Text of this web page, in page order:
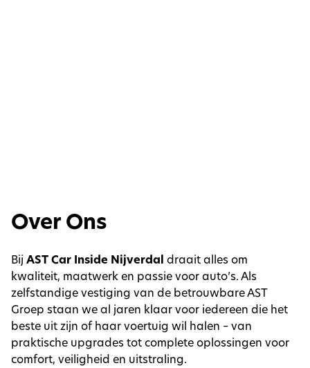
Over Ons
Bij AST Car Inside Nijverdal draait alles om
kwaliteit, maatwerk en passie voor auto’s. Als
zelfstandige vestiging van de betrouwbare AST
Groep staan we al jaren klaar voor iedereen die het
beste uit zijn of haar voertuig wil halen – van
praktische upgrades tot complete oplossingen voor
comfort, veiligheid en uitstraling.